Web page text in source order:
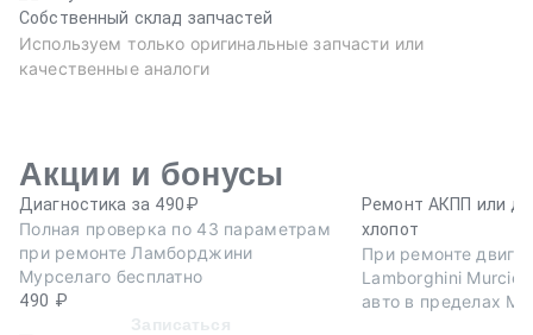
Собственный склад запчастей
Используем только оригинальные запчасти или
качественные аналоги
Акции и бонусы
Диагностика за 490₽
Полная проверка по 43 параметрам
при ремонте Ламборджини
Мурселаго бесплатно
490 ₽
Записаться
Ремонт АКПП или
хлопот
При ремонте
Lamborghini
авто в пределах